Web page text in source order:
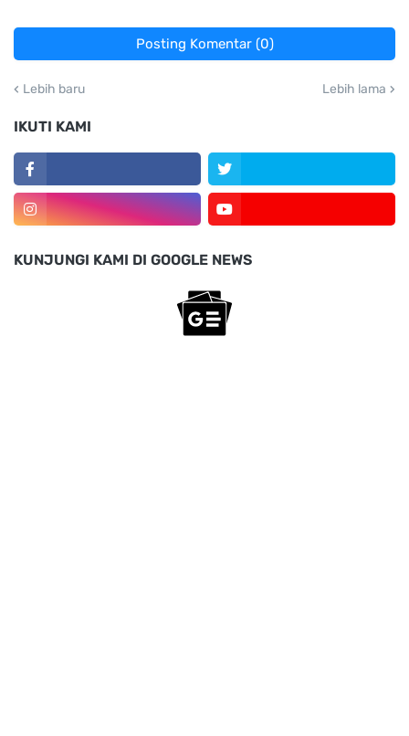
Posting Komentar (0)
Lebih baru Lebih lama
IKUTI KAMI
KUNJUNGI KAMI DI GOOGLE NEWS